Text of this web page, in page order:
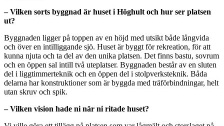
– Vilken sorts byggnad är huset i Höghult och hur ser platsen
ut?
Byggnaden ligger på toppen av en höjd med utsikt både långvida
och över en intilliggande sjö. Huset är byggt för rekreation, för att
kunna njuta och ta del av den unika platsen. Det finns bastu, sovrum
och en öppen sal intill två uteplatser. Byggnaden består av en sluten
del i liggtimmerteknik och en öppen del i stolpverksteknik. Båda
delarna har konstruktioner som är byggda med träförbindningar, helt
utan skruv och spik.
– Vilken vision hade ni när ni ritade huset?